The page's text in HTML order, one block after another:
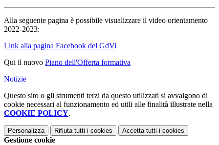
Alla seguente pagina è possibile visualizzare il video orientamento
2022-2023:
Link alla pagina Facebook del GdVi
Qui il nuovo Piano dell'Offerta formativa
Notizie
Questo sito o gli strumenti terzi da questo utilizzati si avvalgono di
cookie necessari al funzionamento ed utili alle finalità illustrate nella
COOKIE POLICY.
Personalizza Rifiuta tutti i cookies Accetta tutti i cookies
Gestione cookie